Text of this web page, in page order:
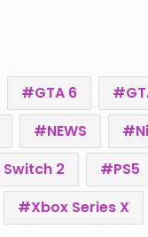
GTA 6
NEWS
2
PS5
Xbox Series X